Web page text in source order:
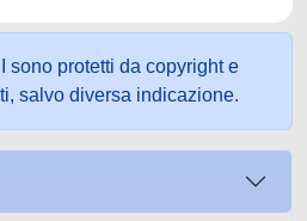
sono protetti da copyright e
salvo diversa indicazione.